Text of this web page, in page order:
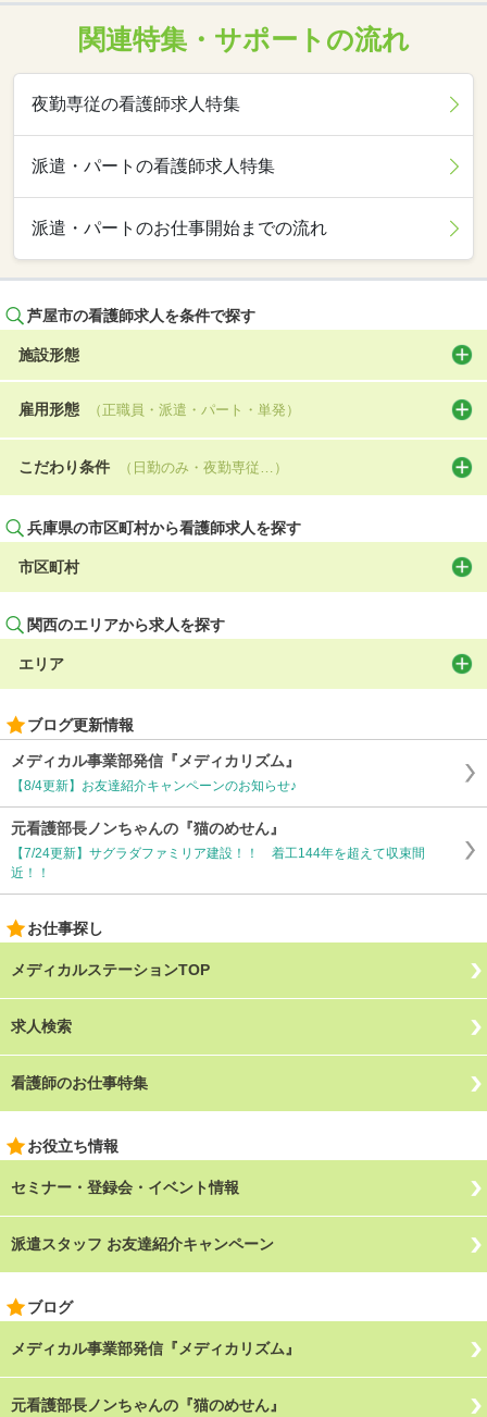
関連特集・サポートの流れ
夜勤専従の看護師求人特集
派遣・パートの看護師求人特集
派遣・パートのお仕事開始までの流れ
芦屋市の看護師求人を条件で探す
施設形態
雇用形態 （正職員・派遣・パート・単発）
こだわり条件 （日勤のみ・夜勤専従…）
兵庫県の市区町村から看護師求人を探す
市区町村
関西のエリアから求人を探す
エリア
ブログ更新情報
メディカル事業部発信『メディカリズム』
【8/4更新】お友達紹介キャンペーンのお知らせ♪
元看護部長ノンちゃんの『猫のめせん』
【7/24更新】サグラダファミリア建設！！ 着工144年を超えて収束間
近！！
お仕事探し
メディカルステーションTOP
求人検索
看護師のお仕事特集
お役立ち情報
セミナー・登録会・イベント情報
派遣スタッフ お友達紹介キャンペーン
ブログ
メディカル事業部発信『メディカリズム』
元看護部長ノンちゃんの『猫のめせん』